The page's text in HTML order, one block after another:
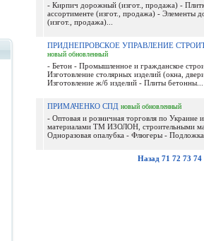
- Кирпич дорожный (изгот., продажа) -
ассортименте (изгот., продажа) - Элементы
(изгот., продажа)...
ПРИДНЕПРОВСКОЕ УПРАВЛЕНИЕ
новый обновленный
- Бетон - Промышленное и гражданское
Изготовление столярных изделий (окна,
Изготовление ж/б изделий - Плиты бетонны...
ПРИМАЧЕНКО СПД новый обновленный
- Оптовая и розничная торговля по Украине
материалами ТМ ИЗОЛОН, строительными
Одноразовая опалубка - Флюгеры -
Назад 71 72 73 74